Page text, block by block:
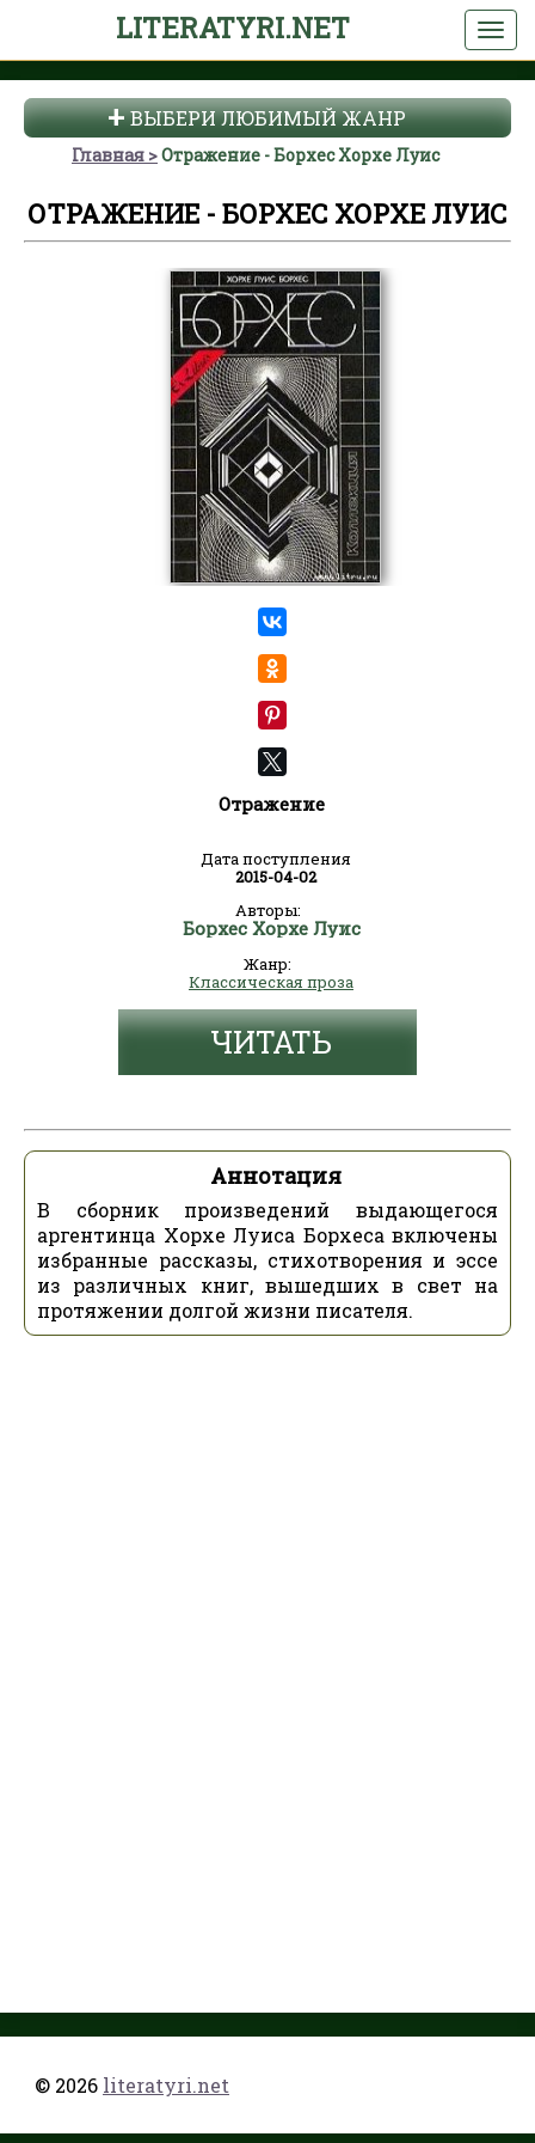
LITERATYRI.NET
ВЫБЕРИ ЛЮБИМЫЙ ЖАНР
Главная Отражение - Борхес Хорхе Луис
ОТРАЖЕНИЕ - БОРХЕС ХОРХЕ ЛУИС
Отражение
Дата поступления
2015-04-02
Авторы:
Борхес Хорхе Луис
Жанр:
Классическая проза
ЧИТАТЬ
Аннотация
В сборник произведений выдающегося
аргентинца Хорхе Луиса Борхеса включены
избранные рассказы, стихотворения и эссе
из различных книг, вышедших в свет на
протяжении долгой жизни писателя.
© 2026 literatyri.net